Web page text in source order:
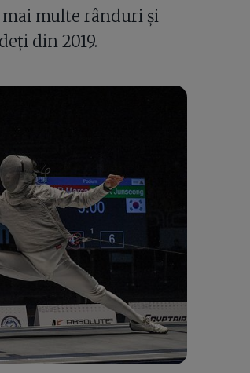
multe rânduri și
din 2019.